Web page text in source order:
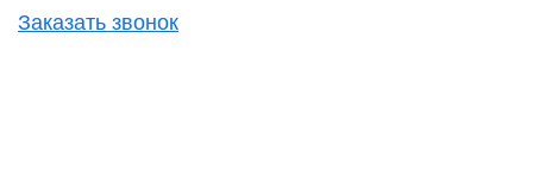
Заказать звонок